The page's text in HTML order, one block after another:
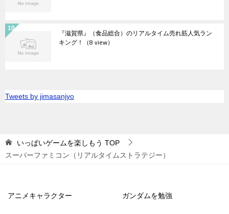
『滋賀県』（食品総合）のリアルタイム売れ筋人気ラン
キング！ （8 view）
Tweets by jimasanjyo
いっぱいゲームを楽しもう TOP
スーパーファミコン（リアルタイムストラテジー）
アニメキャラクター ガンダムを勉強